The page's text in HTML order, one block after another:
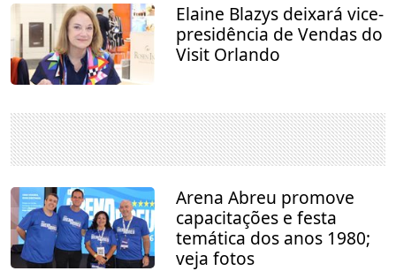
Elaine Blazys deixará vice-
presidência de Vendas do
Visit Orlando
Arena Abreu promove
capacitações e festa
temática dos anos 1980;
veja fotos